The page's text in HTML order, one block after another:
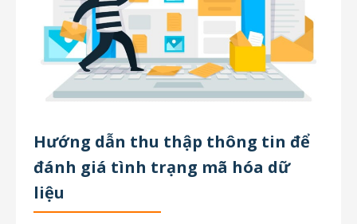
Hướng dẫn thu thập thông tin để
đánh giá tình trạng mã hóa dữ
liệu